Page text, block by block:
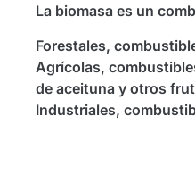
La biomasa es un
Forestales,
Agrícolas,
de aceituna y otros
Industriales,